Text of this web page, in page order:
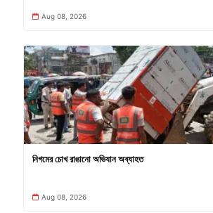
Aug 08, 2026
নিগমের চোখ রাঙানো অভিযান অব্যাহত
Aug 08, 2026